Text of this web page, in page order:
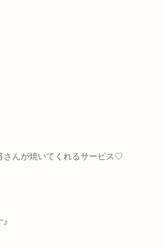
さんが焼いてくれるサービス♡
♪